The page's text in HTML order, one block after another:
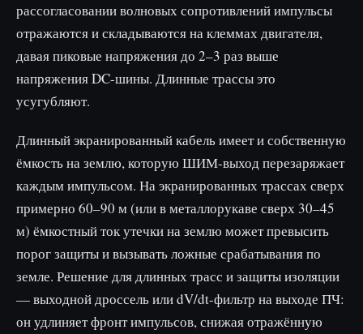
рассогласовании волновых сопротивлений импульсы
отражаются и складываются на клеммах двигателя,
давая пиковые напряжения до 2–3 раз выше
напряжения DC-шины. Длинные трассы это
усугубляют.
Длинный экранированный кабель имеет и собственную
ёмкость на землю, которую ШИМ-выход перезаряжает
каждым импульсом. На экранированных трассах сверх
примерно 60–90 м (или в металлорукаве сверх 30–45
м) ёмкостный ток утечки на землю может превысить
порог защиты и вызывать ложные срабатывания по
земле. Решение для длинных трасс и защиты изоляции
— выходной дроссель или dV/dt-фильтр на выходе ПЧ:
он удлиняет фронт импульсов, снижая отражённую